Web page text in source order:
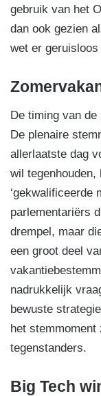
gebruik van het
dan ook gezien
wet er
De timing van
De plenaire
allerlaatste dag
wil tegenhouden,
‘gekwalificeerde
parlementariërs
drempel, maar
een groot deel
nadrukkelijk
bewuste
het
tegenstanders.
Big Tech